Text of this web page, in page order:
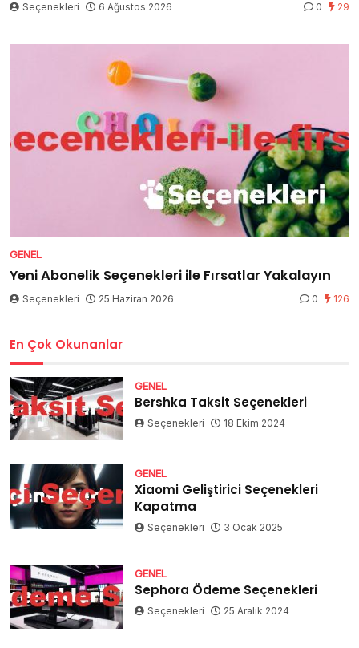
Seçenekleri 6 Ağustos 2026 0 29
GENEL
Yeni Abonelik Seçenekleri ile Fırsatlar Yakalayın
Seçenekleri 25 Haziran 2026 0 126
En Çok Okunanlar
GENEL
Bershka Taksit Seçenekleri
Seçenekleri 18 Ekim 2024
GENEL
Xiaomi Geliştirici Seçenekleri
Kapatma
Seçenekleri 3 Ocak 2025
GENEL
Sephora Ödeme Seçenekleri
Seçenekleri 25 Aralık 2024